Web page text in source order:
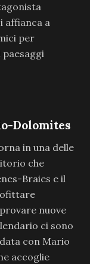
affianca a
per
Dolomites
in una delle
che
Braies e il
provare nuove
ci sono
con Mario
accoglie